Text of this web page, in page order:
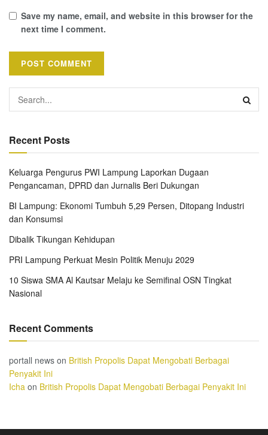
Save my name, email, and website in this browser for the
next time I comment.
Recent Posts
Keluarga Pengurus PWI Lampung Laporkan Dugaan
Pengancaman, DPRD dan Jurnalis Beri Dukungan
BI Lampung: Ekonomi Tumbuh 5,29 Persen, Ditopang Industri
dan Konsumsi
Dibalik Tikungan Kehidupan
PRI Lampung Perkuat Mesin Politik Menuju 2029
10 Siswa SMA Al Kautsar Melaju ke Semifinal OSN Tingkat
Nasional
Recent Comments
portall news on British Propolis Dapat Mengobati Berbagai
Penyakit Ini
Icha on British Propolis Dapat Mengobati Berbagai Penyakit Ini